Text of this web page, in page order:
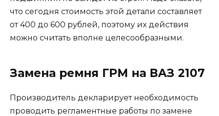
что сегодня стоимость этой детали составляет
от 400 до 600 рублей, поэтому их действия
можно считать вполне целесообразными.
Замена ремня ГРМ на ВАЗ 2107
Производитель декларирует необходимость
проводить регламентные работы по замене